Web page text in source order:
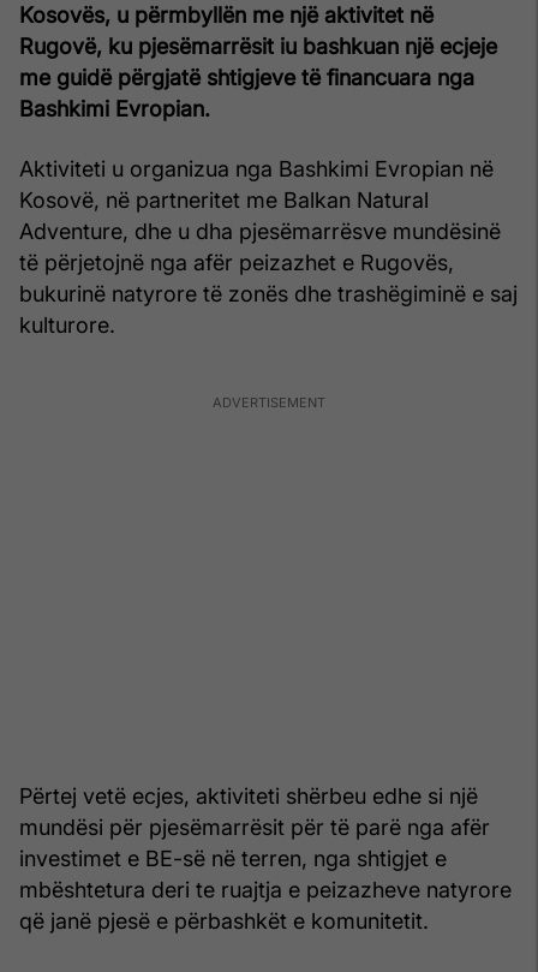
Kosovës, u përmbyllën me një aktivitet në
Rugovë, ku pjesëmarrësit iu bashkuan një ecjeje
me guidë përgjatë shtigjeve të financuara nga
Bashkimi Evropian.
Aktiviteti u organizua nga Bashkimi Evropian në
Kosovë, në partneritet me Balkan Natural
Adventure, dhe u dha pjesëmarrësve mundësinë
të përjetojnë nga afër peizazhet e Rugovës,
bukurinë natyrore të zonës dhe trashëgiminë e saj
kulturore.
Përtej vetë ecjes, aktiviteti shërbeu edhe si një
mundësi për pjesëmarrësit për të parë nga afër
investimet e BE-së në terren, nga shtigjet e
mbështetura deri te ruajtja e peizazheve natyrore
që janë pjesë e përbashkët e komunitetit.